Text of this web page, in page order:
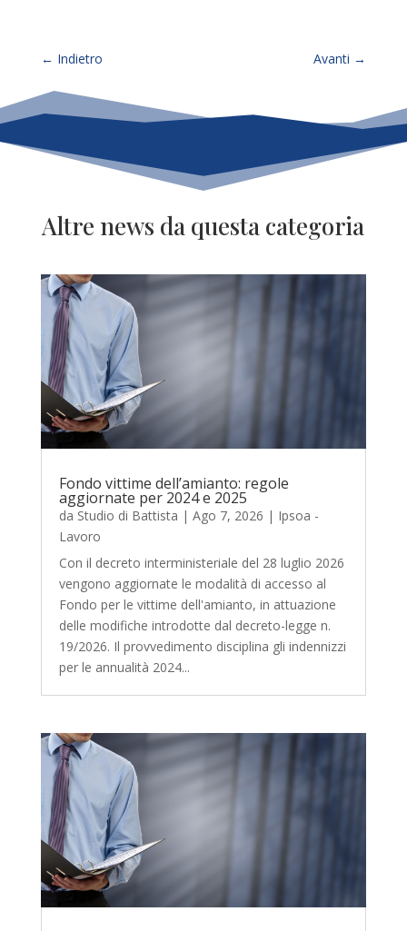
← Indietro Avanti →
Altre news da questa categoria
Fondo vittime dell’amianto: regole
aggiornate per 2024 e 2025
da Studio di Battista | Ago 7, 2026 | Ipsoa -
Lavoro
Con il decreto interministeriale del 28 luglio 2026
vengono aggiornate le modalità di accesso al
Fondo per le vittime dell'amianto, in attuazione
delle modifiche introdotte dal decreto-legge n.
19/2026. Il provvedimento disciplina gli indennizzi
per le annualità 2024...